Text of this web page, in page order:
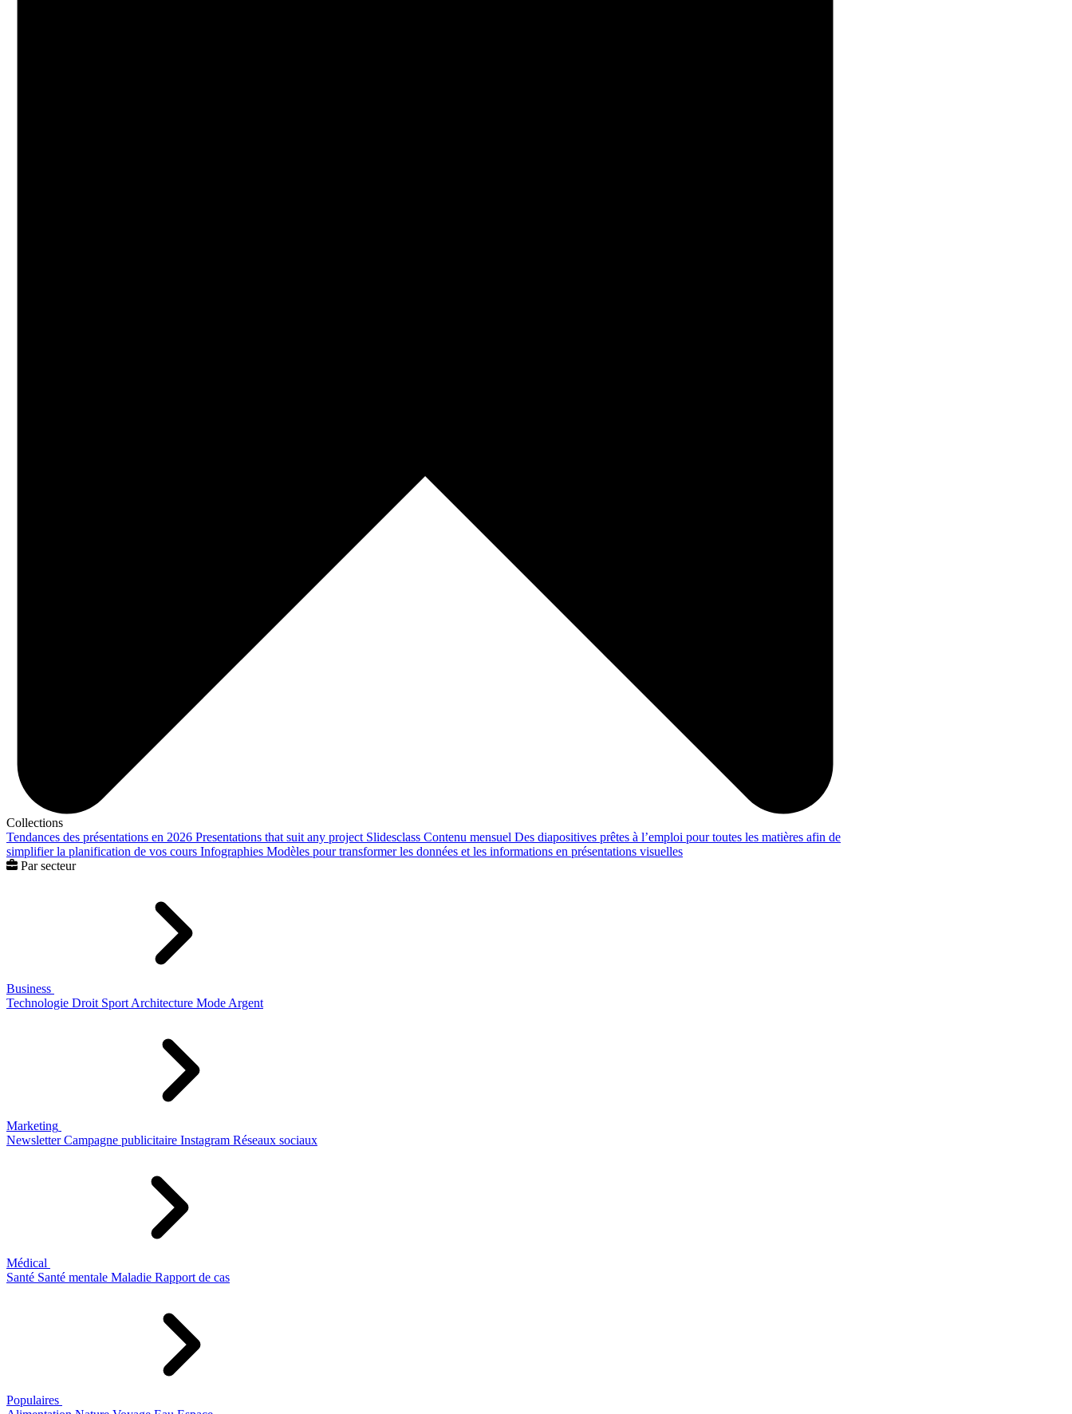
Collections
Tendances des présentations en 2026 Presentations that suit any project Slidesclass Contenu mensuel Des diapositives prêtes à l’emploi pour toutes les matières afin de
simplifier la planification de vos cours Infographies Modèles pour transformer les données et les informations en présentations visuelles
Par secteur
Business
Technologie Droit Sport Architecture Mode Argent
Marketing
Newsletter Campagne publicitaire Instagram Réseaux sociaux
Médical
Santé Santé mentale Maladie Rapport de cas
Populaires